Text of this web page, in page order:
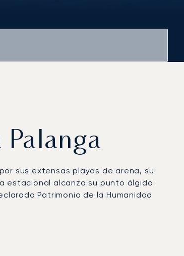
Palanga
sus extensas playas de arena, su
estacional alcanza su punto álgido
Patrimonio de la Humanidad
del centro de la ciudad y